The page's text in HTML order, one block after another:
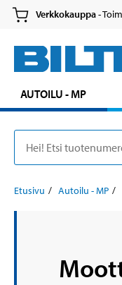
Verkkokauppa-
AUTOILU - MP
Etusivu Autoilu - MP